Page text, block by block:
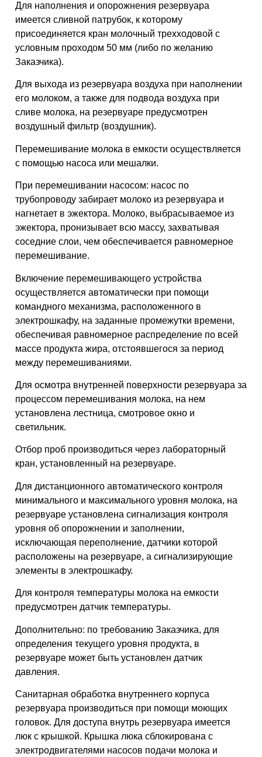
Для наполнения и опорожнения резервуара
имеется сливной патрубок, к которому
присоединяется кран молочный трехходовой с
условным проходом 50 мм (либо по желанию
Заказчика).
Для выхода из резервуара воздуха при наполнении
его молоком, а также для подвода воздуха при
сливе молока, на резервуаре предусмотрен
воздушный фильтр (воздушник).
Перемешивание молока в емкости осуществляется
с помощью насоса или мешалки.
При перемешивании насосом: насос по
трубопроводу забирает молоко из резервуара и
нагнетает в эжектора. Молоко, выбрасываемое из
эжектора, пронизывает всю массу, захватывая
соседние слои, чем обеспечивается равномерное
перемешивание.
Включение перемешивающего устройства
осуществляется автоматически при помощи
командного механизма, расположенного в
электрошкафу, на заданные промежутки времени,
обеспечивая равномерное распределение по всей
массе продукта жира, отстоявшегося за период
между перемешиваниями.
Для осмотра внутренней поверхности резервуара за
процессом перемешивания молока, на нем
установлена лестница, смотровое окно и
светильник.
Отбор проб производиться через лабораторный
кран, установленный на резервуаре.
Для дистанционного автоматического контроля
минимального и максимального уровня молока, на
резервуаре установлена сигнализация контроля
уровня об опорожнении и заполнении,
исключающая переполнение, датчики которой
расположены на резервуаре, а сигнализирующие
элементы в электрошкафу.
Для контроля температуры молока на емкости
предусмотрен датчик температуры.
Дополнительно: по требованию Заказчика, для
определения текущего уровня продукта, в
резервуаре может быть установлен датчик
давления.
Санитарная обработка внутреннего корпуса
резервуара производиться при помощи моющих
головок. Для доступа внутрь резервуара имеется
люк с крышкой. Крышка люка сблокирована с
электродвигателями насосов подачи молока и